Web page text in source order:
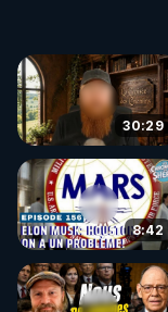
30:29
8:42